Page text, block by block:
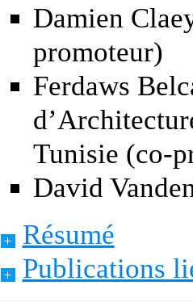
Damien
promoteur)
Ferdaws
Tunisie (co-
David
Résumé
Publications